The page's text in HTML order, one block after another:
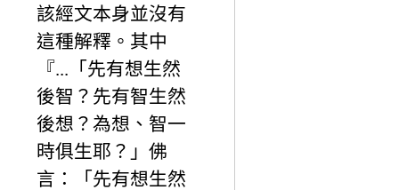
該經文本身並沒有
這種解釋。其中
『...「先有想生然
後智？先有智生然
後想？為想、智一
時俱生耶？」佛
言：「先有想生然